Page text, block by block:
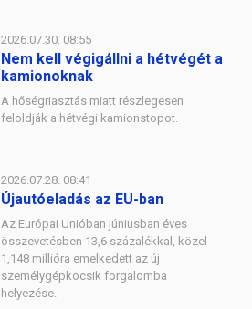
2026.07.30. 08:55
Nem kell végigállni a hétvégét a
kamionoknak
A hőségriasztás miatt részlegesen
feloldják a hétvégi kamionstopot.
2026.07.28. 08:41
Újautóeladás az EU-ban
Az Európai Unióban júniusban éves
összevetésben 13,6 százalékkal, közel
1,148 millióra emelkedett az új
személygépkocsik forgalomba
helyezése.